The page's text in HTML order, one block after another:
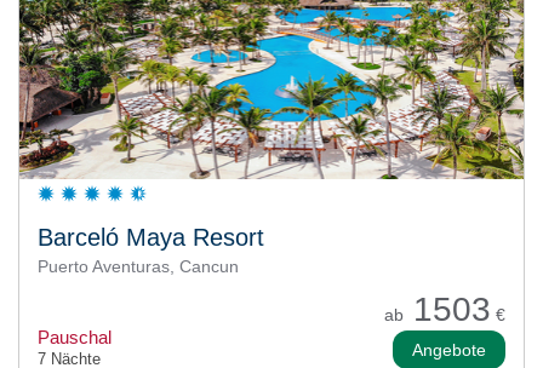
Barceló Maya Resort
Puerto Aventuras, Cancun
ab 1503 €
Pauschal
7 Nächte Angebote